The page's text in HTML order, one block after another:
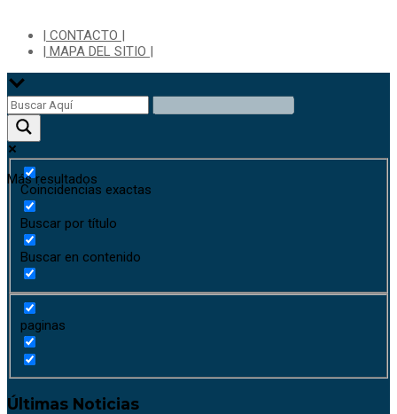
| CONTACTO |
| MAPA DEL SITIO |
Más resultados
Coincidencias exactas
Buscar por título
Buscar en contenido
paginas
Últimas Noticias